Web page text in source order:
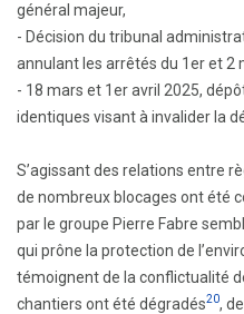
général majeur,
- Décision du tribunal
annulant les arrêtés du 1er et 2
- 18 mars et 1er avril 2025,
identiques visant à invalider la
S’agissant des relations entre
de nombreux blocages ont été
par le groupe Pierre Fabre
qui prône la protection de
témoignent de la conflictualité
chantiers ont été dégradés20,